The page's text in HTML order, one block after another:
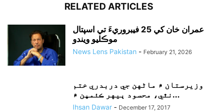
RELATED ARTICLES
عمران خان کي 25 فيبروريءَ تي اسپتال
موڪليو ويندو
News Lens Pakistan - February 21, 2026
وزيرستان ۾ ماڻهن جي دربدري ختم
نٿي، محسود ٻيهر ڪئمپن ۾...
Ihsan Dawar - December 17, 2017